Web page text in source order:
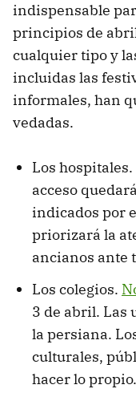
indispensable
principios de
cualquier tipo y
incluidas las
informales, han
vedadas.
Los
acceso
indicados por
priorizará la
ancianos ante
Los colegios.
3 de abril. Las
la persiana.
culturales,
hacer lo propio.